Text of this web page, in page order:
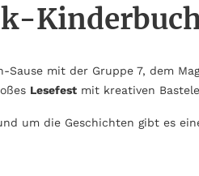
Sause mit der Gruppe 7, dem
Lesefest mit kreativen
um die Geschichten gibt es